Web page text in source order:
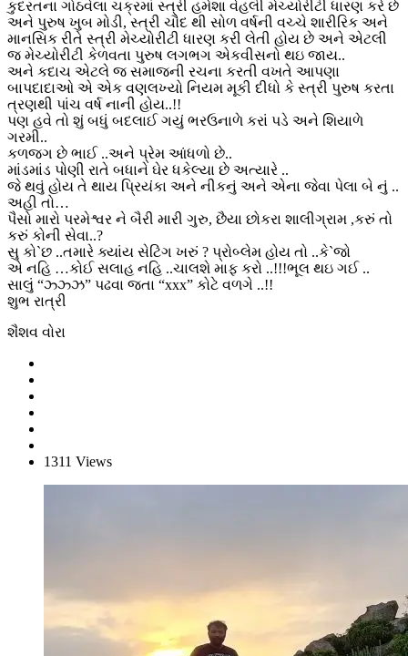
કુદરતના ગોઠવેલા ચક્રમાં સ્ત્રી હમેશા વેહલી મેચ્યોરીટી ધારણ કરે છે
અને પુરુષ ખુબ મોડી, સ્ત્રી ચૌદ થી સોળ વર્ષની વચ્ચે શારીરિક અને
માનસિક રીતે સ્ત્રી મેચ્યોરીટી ધારણ કરી લેતી હોય છે અને એટલી
જ મેચ્યોરીટી કેળવતા પુરુષ લગભગ એકવીસનો થઇ જાય..
અને કદાચ એટલે જ સમાજની રચના કરતી વખતે આપણા
બાપદાદાઓ એ એક વણલખ્યો નિયમ મૂકી દીધો કે સ્ત્રી પુરુષ કરતા
ત્રણથી પાંચ વર્ષ નાની હોય..!!
પણ હવે તો શું બધું બદલાઈ ગયું ભરઉનાળે કરાં પડે અને શિયાળે
ગરમી..
કળજગ છે ભાઈ ..અને પ્રેમ આંધળો છે..
માંડમાંડ પોણી રાતે બધાને ઘેર ધકેલ્યા છે અત્યારે ..
જે થવું હોય તે થાય પ્રિયંકા અને નીકનું અને એના જેવા પેલા બે નું ..
અહી તો…
પૈસો મારો પરમેશ્વર ને બૈરી મારી ગુરુ, છૈયા છોકરા શાલીગ્રામ ,કરું તો
કરું કોની સેવા..?
સુ કો`છ ..તમારે ક્યાંય સેટિંગ ખરું ? પ્રોબ્લેમ હોય તો ..કે`જો
એ નહિ …કોઈ સલાહ નહિ ..ચાલશે માફ કરો ..!!!ભૂલ થઇ ગઈ ..
સાલું “ઝ્ઝ્ઝ” પઢવા જતા “xxx” કોટે વળગે ..!!
શુભ રાત્રી
શૈશવ વોરા
1311 Views